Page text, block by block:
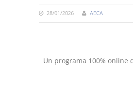
28/01/2026 AECA
Un programa 100%